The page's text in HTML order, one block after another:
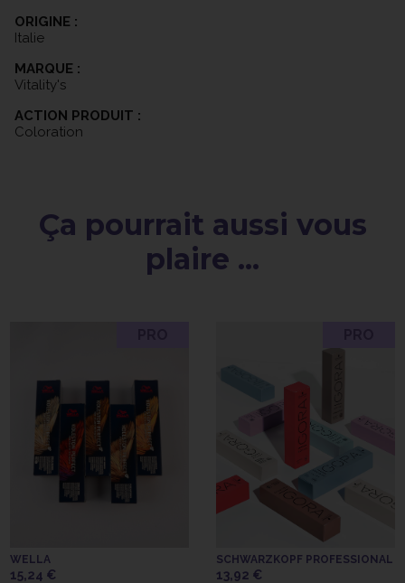
post-color et appliquez un après-shampooing si désiré.
Séchage et coiffage : Séchez vos cheveux comme d'habitude
et procédez à votre coiffage pour mettre en valeur votre
sensibilité cutanée 48 heures avant d'utiliser la crème
colorante pour éviter toute réaction allergique. Assurez-vous
le produit et de faire appel à un professionnel de la coiffure si
nécessaire pour une application précise et optimale.
ORIGINE :
Italie
MARQUE :
Vitality's
ACTION PRODUIT :
Coloration
Ça pourrait aussi vous
plaire ...
WELLA
15,24 €
SCHWARZKOPF PROFESSIONAL
13,92 €